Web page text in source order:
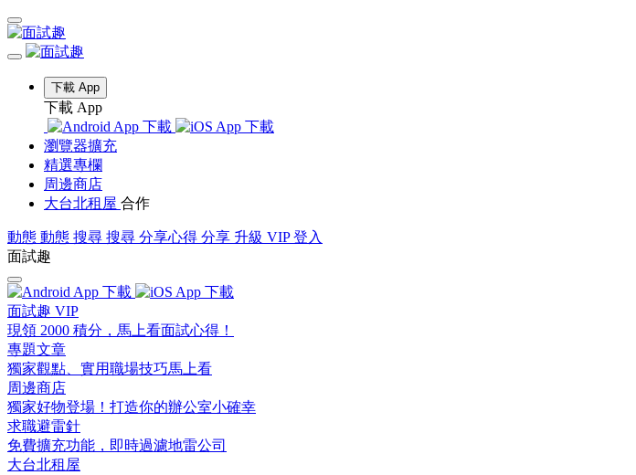
下載 App
下載 App
瀏覽器擴充
精選專欄
周邊商店
大台北租屋 合作
動態 動態 搜尋 搜尋 分享心得 分享 升級 VIP 登入
面試趣
面試趣 VIP
現領 2000 積分，馬上看面試心得！
專題文章
獨家觀點、實用職場技巧馬上看
周邊商店
獨家好物登場！打造你的辦公室小確幸
求職避雷針
免費擴充功能，即時過濾地雷公司
大台北租屋